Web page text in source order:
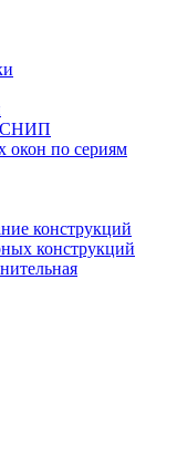
СНИП
окон по сериям
конструкций
конструкций